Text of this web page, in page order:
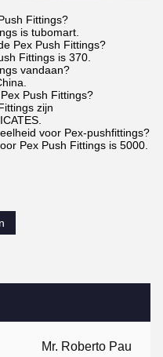
Mr. Roberto Pau
Fittings?
is tubomart.
Pex Push Fittings?
Fittings is 370.
vandaan?
Push Fittings?
zijn
voor Pex-pushfittings?
Pex Push Fittings is 5000.